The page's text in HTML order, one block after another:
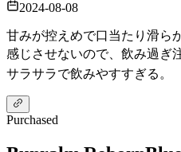
2024-08-08
甘みが控えめで口当たり滑ら
感じさせないので、飲み過ぎ
サラサラで飲みやすすぎる。
Purchased